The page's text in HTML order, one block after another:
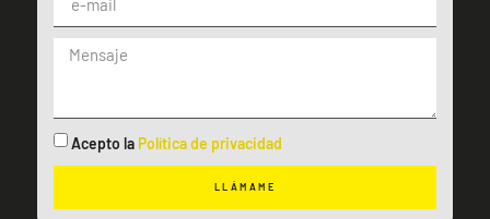
Acepto la Política de privacidad
LLÁMAME